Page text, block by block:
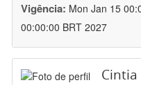
Vigência: Mon Jan 15
00:00:00 BRT 2027
Cintia